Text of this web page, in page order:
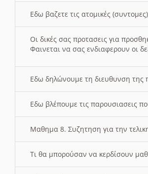
Εδω βαζετε τις ατομικές
Οι δικές σας προτασεις για
Φαινεται να σας ενδιαφερουν οι
Εδω δηλώνουμε τη διευθυνση
Εδω βλέπουμε τις παρουσιασεις
Μαθημα 8. Συζητηση για την
Τι θα μπορούσαν να κερδίσουν